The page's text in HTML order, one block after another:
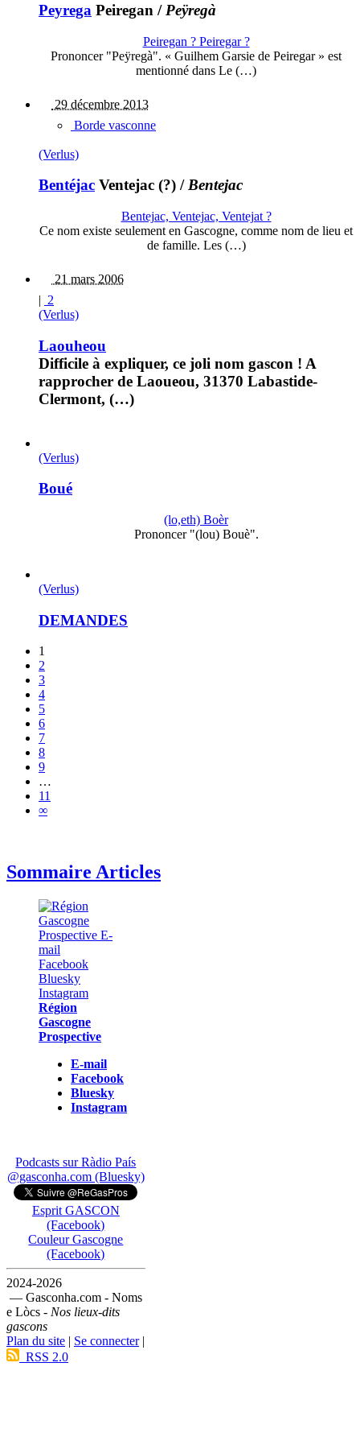
Peyrega Peiregan / Peÿregà
Peiregan ? Peiregar ?
Prononcer "Peÿregà". « Guilhem Garsie de Peiregar » est
mentionné dans Le (…)
29 décembre 2013
Borde vasconne
(Verlus)
Bentéjac Ventejac (?) /Bentejac
Bentejac, Ventejac, Ventejat ?
Ce nom existe seulement en Gascogne, comme nom de lieu et
de famille. Les (…)
21 mars 2006
| 2
(Verlus)
Laouheou
Difficile à expliquer, ce joli nom gascon ! A
rapprocher de Laoueou, 31370 Labastide-
Clermont, (…)
(Verlus)
Boué
(lo,eth) Boèr
Prononcer "(lou) Bouè".
(Verlus)
DEMANDES
1
2
3
4
5
6
7
8
9
…
11
∞
Sommaire Articles
Région
Gascogne
Prospective
E-mail
Facebook
Bluesky
Instagram
Podcasts sur Ràdio País
@gasconha.com (Bluesky)
Esprit GASCON
(Facebook)
Couleur Gascogne
(Facebook)
2024-2026
— Gasconha.com - Noms
e Lòcs - Nos lieux-dits
gascons
Plan du site | Se connecter|
RSS 2.0